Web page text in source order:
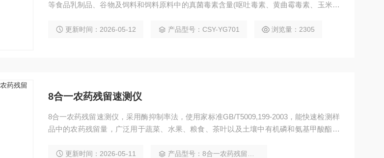
等食品乳制品、谷物及饲料和饲料原料中的真菌毒素含量(呕吐毒素、黄曲霉毒素、玉米赤
局、畜禽养殖户自查、工商质监部门用于市场快速筛查等
更新时间：2026-05-12 产品型号：CSY-YG701 浏览量：2305
8合一农药残留速测仪
8合一农药残留速测仪，采用酶抑制率法，使用家标准GB/T5009,199-2003，能快速检测样
品中的农药残留量，广泛用于蔬菜、水果、粮食、茶叶以及土壤中有机磷和氨基甲酸酯类
更新时间：2026-05-11 产品型号：8合一农药残留速测仪